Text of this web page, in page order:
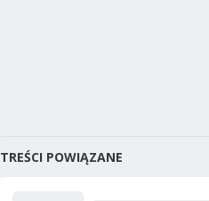
TREŚCI POWIĄZANE